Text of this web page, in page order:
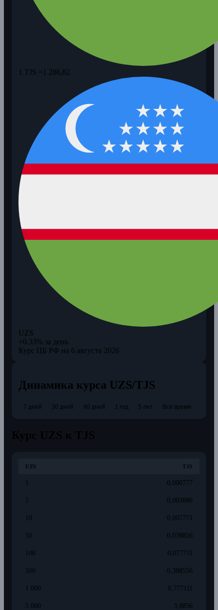
1 TJS = 1 286,82
UZS
+0.33% за день
Курс ЦБ РФ на 6 августа 2026
Динамика курса UZS/TJS
7 дней 30 дней 90 дней 1 год 5 лет Всё время
UZS TJS
1 0,000777
5 0,003886
10 0,007771
50 0,038856
100 0,077711
500 0,388556
1 000 0,777111
5 000 3,8856